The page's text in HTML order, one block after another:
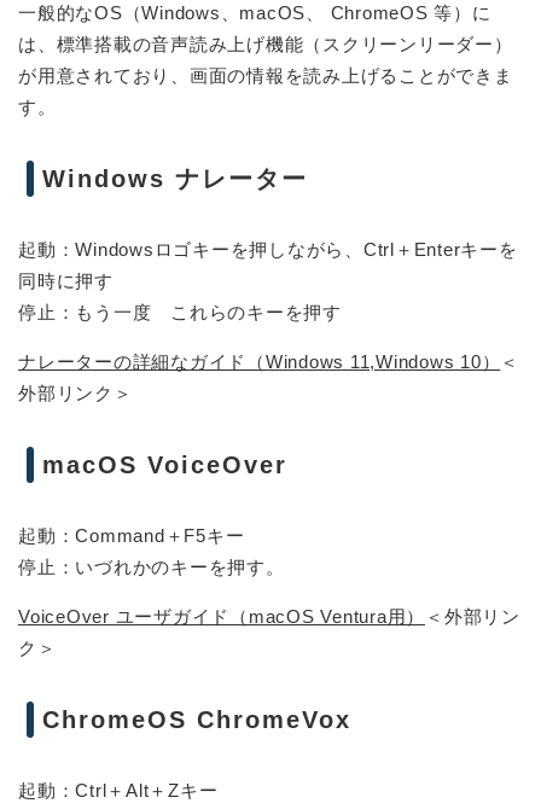
一般的なOS（Windows、macOS、 ChromeOS 等）に
は、標準搭載の音声読み上げ機能（スクリーンリーダー）
が用意されており、画面の情報を読み上げることができま
す。
Windows ナレーター
起動：Windowsロゴキーを押しながら、Ctrl＋Enterキーを
同時に押す
停止：もう一度 これらのキーを押す
ナレーターの詳細なガイド（Windows 11,Windows 10）
＜
外部リンク＞
macOS VoiceOver
起動：Command＋F5キー
停止：いづれかのキーを押す。
VoiceOver ユーザガイド（macOS Ventura用）
＜外部リン
ク＞
ChromeOS ChromeVox
起動：Ctrl＋Alt＋Zキー